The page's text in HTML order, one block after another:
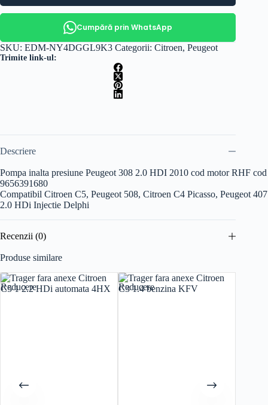
Cumpără prin WhatsApp
SKU: EDM-NY4DGGL9K3 Categorii: Citroen, Peugeot
Trimite link-ul:
Descriere
Pompa inalta presiune Peugeot 308 2.0 HDI 2010 cod motor RHF cod
9656391680
Compatibil Citroen C5, Peugeot 508, Citroen C4 Picasso, Peugeot 407
2.0 HDi Injectie Delphi
Recenzii (0)
Produse similare
Reducere Reducere